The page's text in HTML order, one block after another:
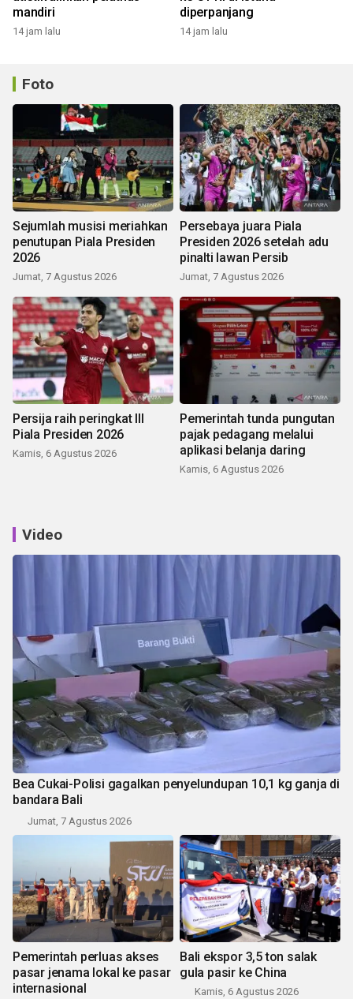
mandiri
14 jam lalu
diperpanjang
14 jam lalu
Foto
Sejumlah musisi meriahkan
penutupan Piala Presiden
2026
Jumat, 7 Agustus 2026
Persebaya juara Piala
Presiden 2026 setelah adu
pinalti lawan Persib
Jumat, 7 Agustus 2026
Persija raih peringkat III
Piala Presiden 2026
Kamis, 6 Agustus 2026
Pemerintah tunda pungutan
pajak pedagang melalui
aplikasi belanja daring
Kamis, 6 Agustus 2026
Video
Bea Cukai-Polisi gagalkan penyelundupan 10,1 kg ganja di
bandara Bali
Jumat, 7 Agustus 2026
Pemerintah perluas akses
pasar jenama lokal ke pasar
internasional
Bali ekspor 3,5 ton salak
gula pasir ke China
Kamis, 6 Agustus 2026